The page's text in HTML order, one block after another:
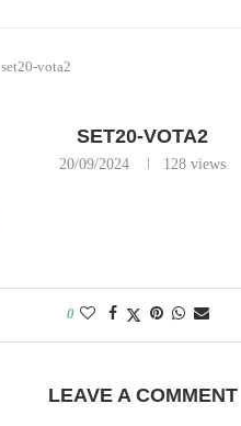
set20-vota2
SET20-VOTA2
20/09/2024 128 views
0
LEAVE A COMMENT